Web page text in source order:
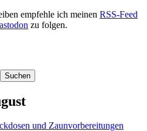
empfehle ich meinen RSS-Feed
zu folgen.
Suchen
und Zaunvorbereitungen